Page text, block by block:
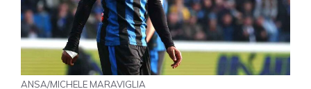
ANSA/MICHELE MARAVIGLIA